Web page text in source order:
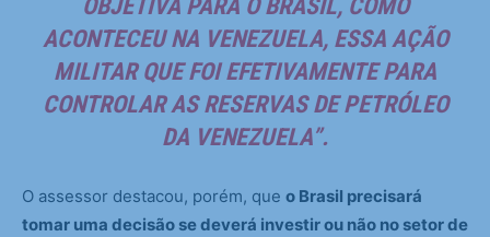
OBJETIVA PARA O BRASIL, COMO
ACONTECEU NA VENEZUELA, ESSA AÇÃO
MILITAR QUE FOI EFETIVAMENTE PARA
CONTROLAR AS RESERVAS DE PETRÓLEO
DA VENEZUELA”.
O assessor destacou, porém, que o Brasil precisará
tomar uma decisão se deverá investir ou não no setor de